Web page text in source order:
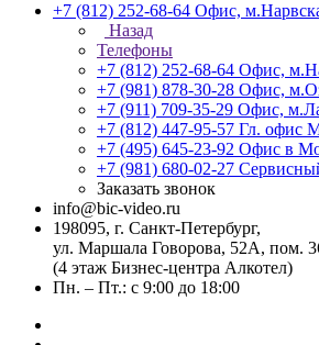
+7 (812) 252-68-64 Офис,
Назад
Телефоны
+7 (812) 252-68-64 Офис,
+7 (981) 878-30-28 Офис,
+7 (911) 709-35-29 Офис,
+7 (812) 447-95-57 Гл. офис
+7 (495) 645-23-92 Офис в
+7 (981) 680-02-27
Заказать звонок
info@bic-video.ru
198095, г. Санкт-Петербург,
ул. Маршала Говорова, 52А, пом.
(4 этаж Бизнес-центра Алкотел)
Пн. – Пт.: с 9:00 до 18:00